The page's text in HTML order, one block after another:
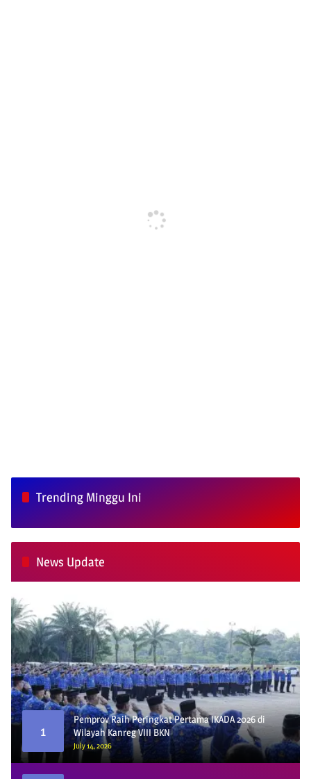
Trending Minggu Ini
News Update
1
Pemprov Raih Peringkat Pertama IKADA 2026 di
Wilayah Kanreg VIII BKN
July 14, 2026